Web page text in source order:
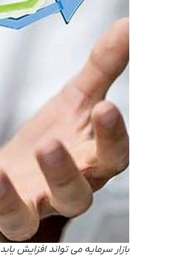
بازار سرمایه می تواند افزایش یابد